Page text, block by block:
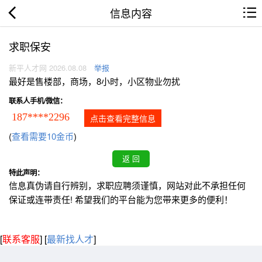
信息内容
求职保安
新平人才网 2026.08.08 举报
最好是售楼部，商场，8小时，小区物业勿扰
联系人手机/微信：
187****2296 点击查看完整信息
(查看需要10金币)
特此声明：
信息真伪请自行辨别，求职应聘须谨慎，网站对此不承担任何
保证或连带责任! 希望我们的平台能为您带来更多的便利！
[联系客服] [最新找人才]